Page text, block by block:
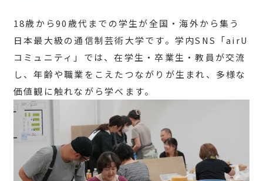
18歳から90歳代までの学生が全国・海外から集う
日本最大級の通信制芸術大学です。学内SNS「airU
コミュニティ」では、在学生・卒業生・教員が交流
し、年齢や職業をこえたつながりが生まれ、多様な
価値観に触れながら学べます。